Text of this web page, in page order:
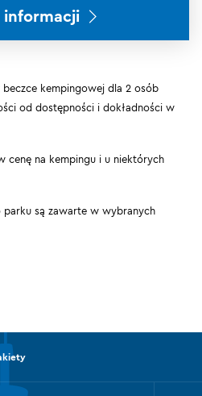
informacji
kempingowej dla 2 osób
od dostępności i dokładności w
cenę na kempingu i u niektórych
są zawarte w wybranych